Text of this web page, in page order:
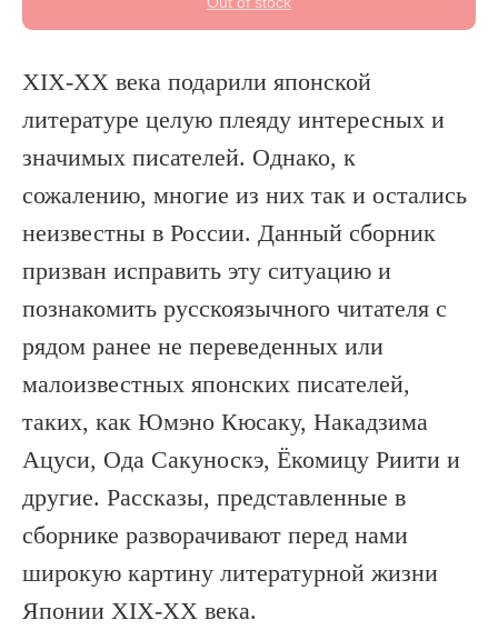
XIX-XX века подарили японской
литературе целую плеяду интересных и
значимых писателей. Однако, к
сожалению, многие из них так и остались
неизвестны в России. Данный сборник
призван исправить эту ситуацию и
познакомить русскоязычного читателя с
рядом ранее не переведенных или
малоизвестных японских писателей,
таких, как Юмэно Кюсаку, Накадзима
Ацуси, Ода Сакуноскэ, Ёкомицу Риити и
другие. Рассказы, представленные в
сборнике разворачивают перед нами
широкую картину литературной жизни
Японии XIX-XX века.